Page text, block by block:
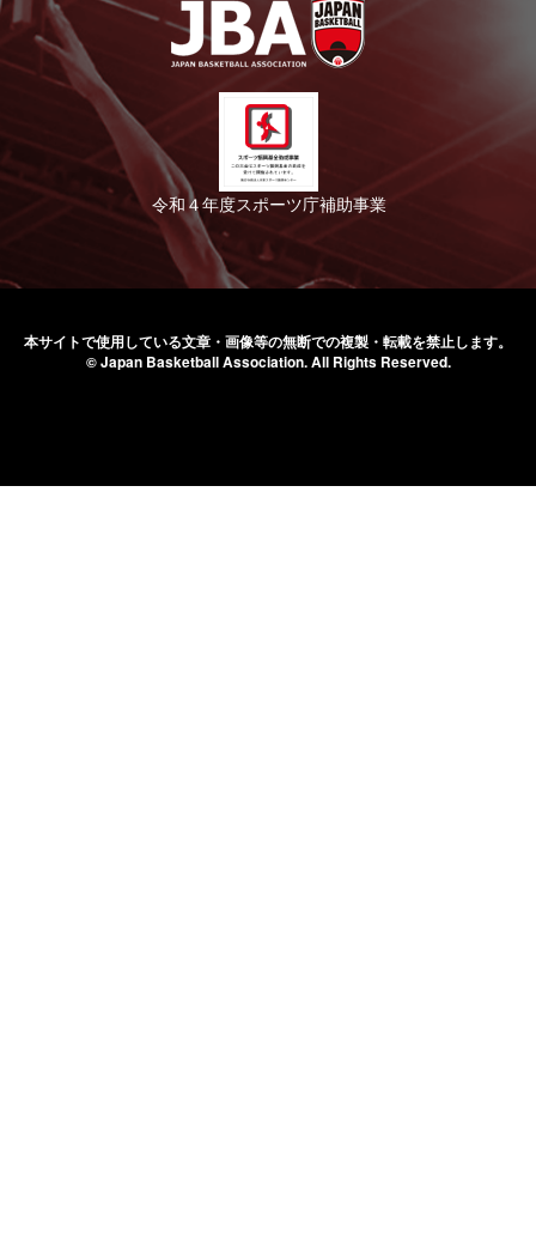
令和４年度スポーツ庁補助事業
本サイトで使用している文章・画像等の無断での複製・転載を禁止します。
© Japan Basketball Association.All Rights Reserved.